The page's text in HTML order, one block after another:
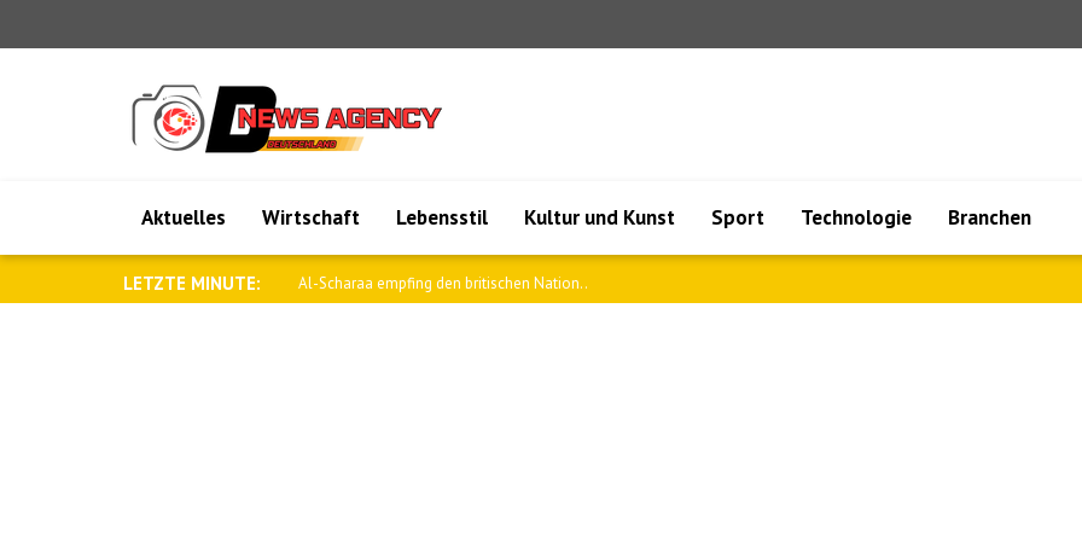
Aktuelles Wirtschaft Lebensstil Kultur und Kunst Sport Technologie Branchen
LETZTE MINUTE: Al-Scharaa empfing den britischen Nation..